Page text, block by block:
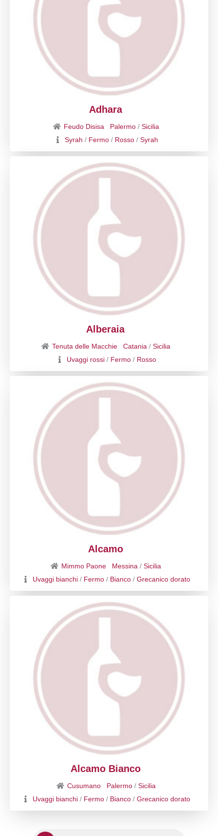
Adhara
Feudo Disisa Palermo/ Sicilia
Syrah / Fermo/ Rosso/ Syrah
Alberaia
Tenuta delle Macchie Catania / Sicilia
Uvaggi rossi/ Fermo/ Rosso
Alcamo
Mimmo Paone Messina / Sicilia
Uvaggi bianchi/ Fermo/ Bianco/ Grecanico dorato
Alcamo Bianco
Cusumano Palermo/ Sicilia
Uvaggi bianchi/ Fermo/ Bianco/ Grecanico dorato